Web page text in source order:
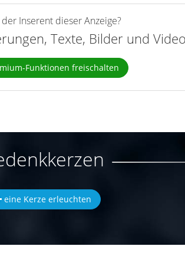
Inserent dieser Anzeige?
Texte, Bilder und
Funktionen freischalten
eine Kerze erleuchten